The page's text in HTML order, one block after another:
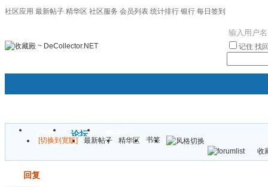
社区应用 最新帖子 精华区 社区服务 会员列表 统计排行 银行 每日签到
记住 找
门户 论坛
[切换到宽版] 最新帖子 精华区
书签
收
回复